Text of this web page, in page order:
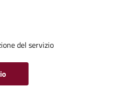
del servizio